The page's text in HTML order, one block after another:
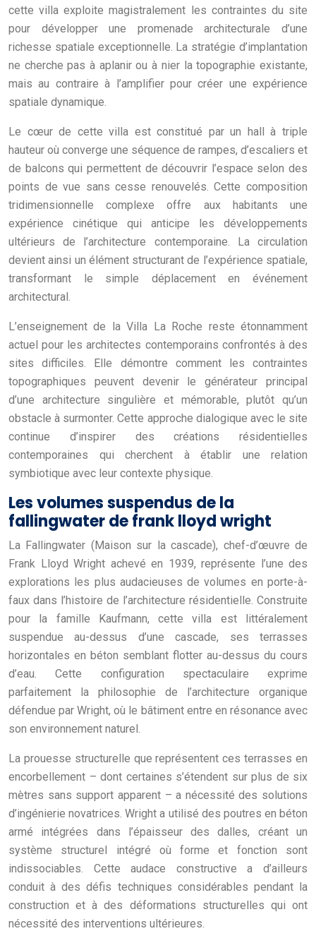
cette villa exploite magistralement les contraintes du site
pour développer une promenade architecturale d’une
richesse spatiale exceptionnelle. La stratégie d’implantation
ne cherche pas à aplanir ou à nier la topographie existante,
mais au contraire à l’amplifier pour créer une expérience
spatiale dynamique.
Le cœur de cette villa est constitué par un hall à triple
hauteur où converge une séquence de rampes, d’escaliers et
de balcons qui permettent de découvrir l’espace selon des
points de vue sans cesse renouvelés. Cette composition
tridimensionnelle complexe offre aux habitants une
expérience cinétique qui anticipe les développements
ultérieurs de l’architecture contemporaine. La circulation
devient ainsi un élément structurant de l’expérience spatiale,
transformant le simple déplacement en événement
architectural.
L’enseignement de la Villa La Roche reste étonnamment
actuel pour les architectes contemporains confrontés à des
sites difficiles. Elle démontre comment les contraintes
topographiques peuvent devenir le générateur principal
d’une architecture singulière et mémorable, plutôt qu’un
obstacle à surmonter. Cette approche dialogique avec le site
continue d’inspirer des créations résidentielles
contemporaines qui cherchent à établir une relation
symbiotique avec leur contexte physique.
Les volumes suspendus de la
fallingwater de frank lloyd wright
La Fallingwater (Maison sur la cascade), chef-d’œuvre de
Frank Lloyd Wright achevé en 1939, représente l’une des
explorations les plus audacieuses de volumes en porte-à-
faux dans l’histoire de l’architecture résidentielle. Construite
pour la famille Kaufmann, cette villa est littéralement
suspendue au-dessus d’une cascade, ses terrasses
horizontales en béton semblant flotter au-dessus du cours
d’eau. Cette configuration spectaculaire exprime
parfaitement la philosophie de l’architecture organique
défendue par Wright, où le bâtiment entre en résonance avec
son environnement naturel.
La prouesse structurelle que représentent ces terrasses en
encorbellement – dont certaines s’étendent sur plus de six
mètres sans support apparent – a nécessité des solutions
d’ingénierie novatrices. Wright a utilisé des poutres en béton
armé intégrées dans l’épaisseur des dalles, créant un
système structurel intégré où forme et fonction sont
indissociables. Cette audace constructive a d’ailleurs
conduit à des défis techniques considérables pendant la
construction et à des déformations structurelles qui ont
nécessité des interventions ultérieures.